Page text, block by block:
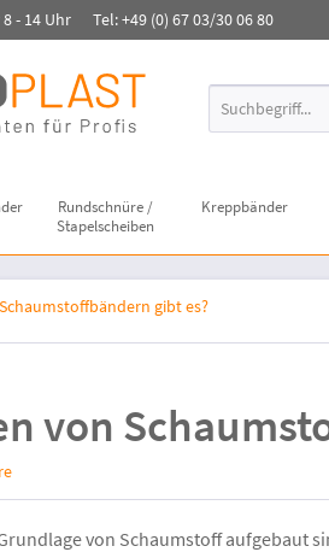
- 14 Uhr Tel: +49 (0) 67 03/30 06 80
Rundschnüre /
Stapelscheiben
Kreppbänder
gibt es?
von
von Schaumstoff aufgebaut